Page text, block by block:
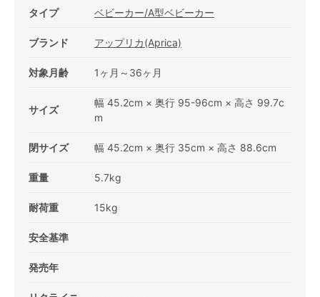
タイプ ベビーカー/A型ベビーカー
ブランド アップリカ(Aprica)
対象月齢 1ヶ月～36ヶ月
サイズ
幅 45.2cm × 奥行 95-96cm × 高さ 99.7c
m
閉サイズ 幅 45.2cm × 奥行 35cm × 高さ 88.6cm
重量 5.7kg
耐荷重 15kg
安全基準
発売年